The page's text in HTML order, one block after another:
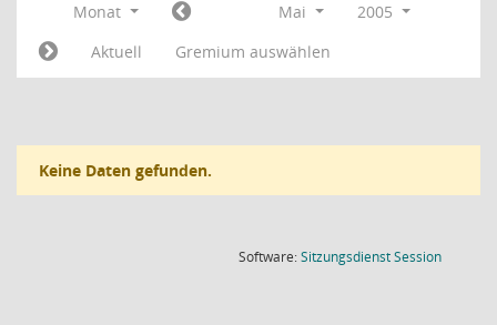
Monat Mai
2005
Aktuell
Gremium auswählen
Keine Daten gefunden.
Software:SitzungsdienstSession(Wird in